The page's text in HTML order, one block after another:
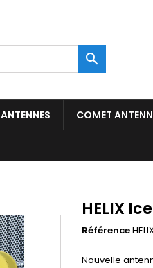

ANTENNES COMET
HELIX
Référence
Nouvelle